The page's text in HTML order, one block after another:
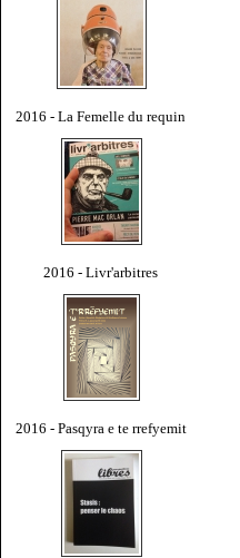
2016 - La Femelle du requin
2016 - Livr'arbitres
2016 - Pasqyra e te rrefyemit